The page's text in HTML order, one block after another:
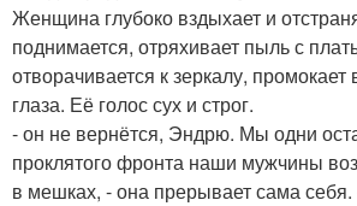
Женщина глубоко вздыхает и
поднимается, отряхивает пыль с
отворачивается к зеркалу,
глаза. Её голос сух и строг.
- он не вернётся, Эндрю. Мы одни
проклятого фронта наши мужчины
в мешках, - она прерывает сама себя.